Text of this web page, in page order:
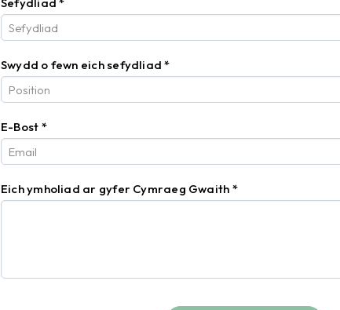
Swydd o fewn eich sefydliad*
E-Bost *
Eich ymholiad ar gyfer Cymraeg Gwaith *